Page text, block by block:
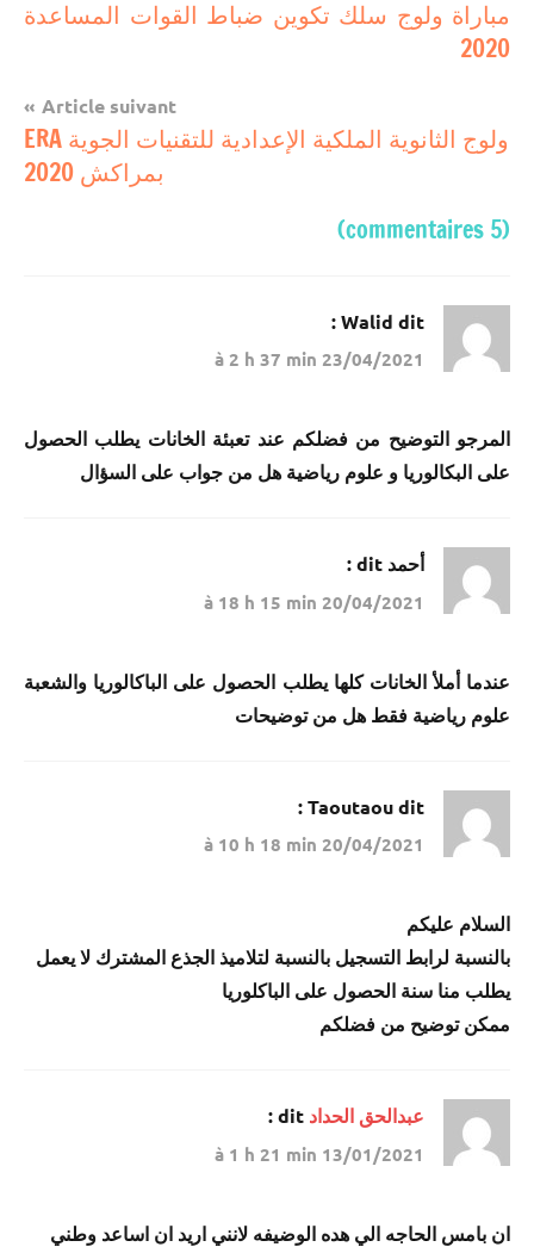
مباريات
مباريات
دونه
de
l’article
مباراة ولوج سلك تكوين ضباط القوات المساعدة
2020
Article suivant
ولوج الثانوية الملكية الإعدادية للتقنيات الجوية ERA
بمراكش 2020
(5 commentaires)
Walid dit :
23/04/2021 à 2 h 37 min
المرجو التوضيح من فضلكم عند تعبئة الخانات يطلب الحصول
على البكالوريا و علوم رياضية هل من جواب على السؤال
أحمد dit :
20/04/2021 à 18 h 15 min
عندما أملأ الخانات كلها يطلب الحصول على الباكالوريا والشعبة
علوم رياضية فقط هل من توضيحات
Taoutaoudit :
20/04/2021 à 10 h 18 min
السلام عليكم
بالنسبة لرابط التسجيل بالنسبة لتلاميذ الجذع المشترك لا يعمل
يطلب منا سنة الحصول على الباكلوريا
ممكن توضيح من فضلكم
عبدالحق الحداد dit :
13/01/2021 à 1 h 21 min
ان بامس الحاجه الي هده الوضيفه لانني اريد ان اساعد وطني